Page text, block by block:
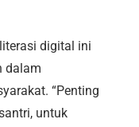
digital ini
dalam
“Penting
untuk